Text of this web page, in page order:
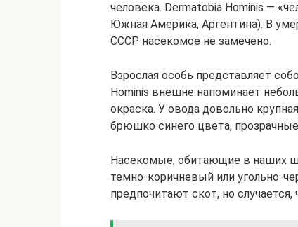
человека. Dermatobia Hominis —
Южная Америка, Аргентина). В
СССР насекомое не замечено.
Взрослая особь представляет
Hominis внешне напоминает
окраска. У овода довольно
брюшко синего цвета,
Насекомые, обитающие в наших
темно-коричневый или угольно-
предпочитают скот, но